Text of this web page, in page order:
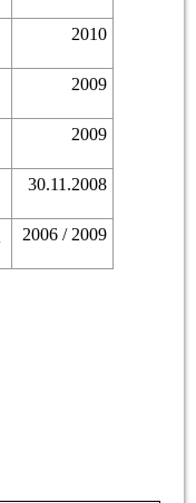
2010
2009
2009
30.11.2008
2006 / 2009